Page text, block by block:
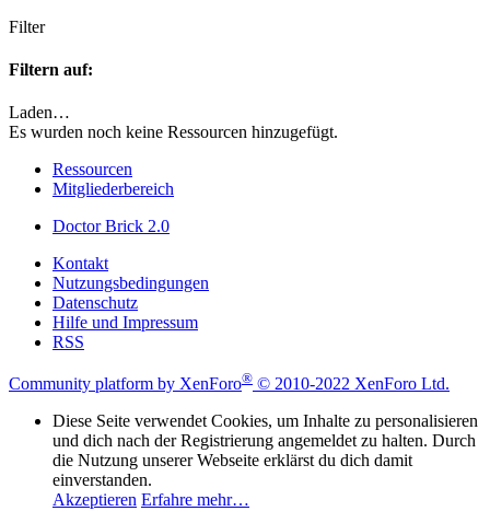
Filter
Filtern auf:
Laden…
Es wurden noch keine Ressourcen hinzugefügt.
Ressourcen
Mitgliederbereich
Doctor Brick 2.0
Kontakt
Nutzungsbedingungen
Datenschutz
Hilfe und Impressum
RSS
Community platform by XenForo® © 2010-2022 XenForo Ltd.
Diese Seite verwendet Cookies, um Inhalte zu personalisieren
und dich nach der Registrierung angemeldet zu halten. Durch
die Nutzung unserer Webseite erklärst du dich damit
einverstanden.
Akzeptieren Erfahre mehr…